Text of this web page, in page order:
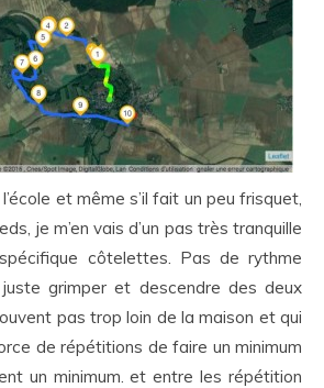
et même s’il fait un peu frisquet,
je m’en vais d’un pas très tranquille
côtelettes. Pas de rythme
grimper et descendre des deux
pas trop loin de la maison et qui
de répétitions de faire un minimum
un minimum. et entre les répétition